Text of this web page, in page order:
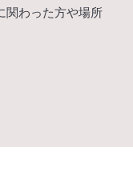
関わった方や場所